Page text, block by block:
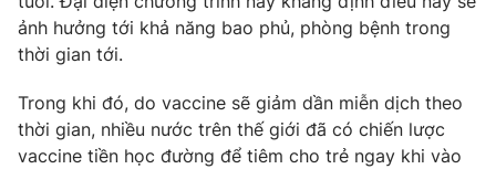
thuận bằng văn bản. Ghi rõ nguồn VTV.vn khi phát hành lại
thông tin từ website này.
ảnh hưởng tới khả năng bao phủ, phòng bệnh trong
thời gian tới.
Trong khi đó, do vaccine sẽ giảm dần miễn dịch theo
thời gian, nhiều nước trên thế giới đã có chiến lược
vaccine tiền học đường để tiêm cho trẻ ngay khi vào